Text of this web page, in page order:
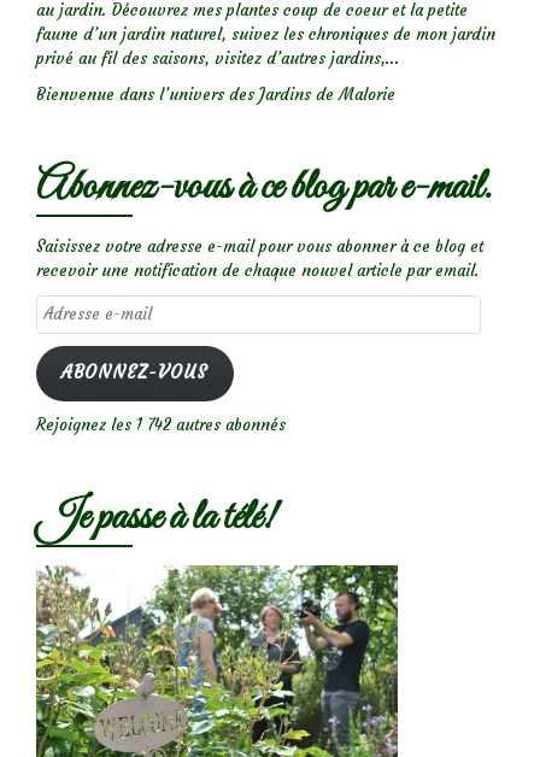
au jardin. Découvrez mes plantes coup de coeur et la petite
faune d’un jardin naturel, suivez les chroniques de mon jardin
privé au fil des saisons, visitez d’autres jardins,...
Bienvenue dans l’univers des Jardins de Malorie
Abonnez-vous à ce blog par e-mail.
Saisissez votre adresse e-mail pour vous abonner à ce blog et
recevoir une notification de chaque nouvel article par email.
Adresse
e-
mail
ABONNEZ-VOUS
Rejoignez les 1 742 autres abonnés
Je passe à la télé!